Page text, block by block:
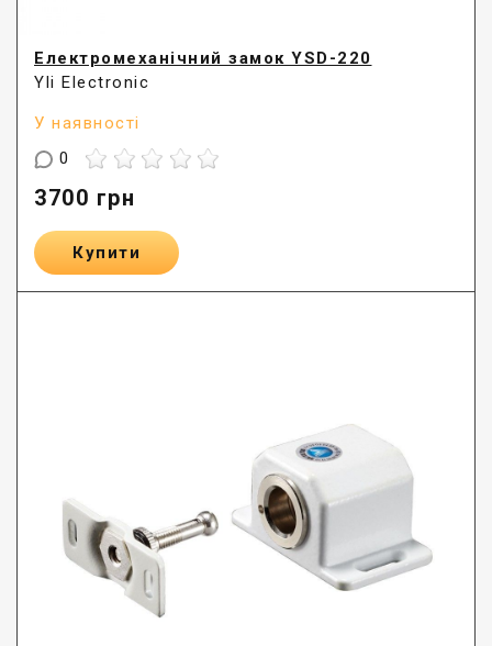
Електромеханічний замок YSD-220
Yli Electronic
У наявності
0
3700 грн
Купити